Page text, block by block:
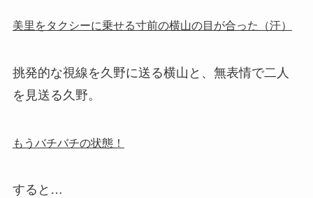
美里をタクシーに乗せる寸前の横山の目が合った（汗）
挑発的な視線を久野に送る横山と、無表情で二人
を見送る久野。
もうバチバチの状態！
すると…